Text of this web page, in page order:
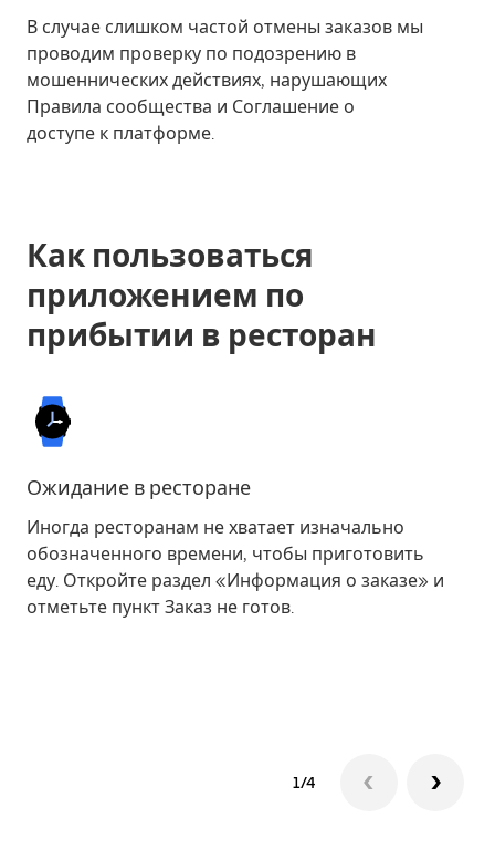
В случае слишком частой отмены заказов мы
проводим проверку по подозрению в
мошеннических действиях, нарушающих
Правила сообщества и Соглашение о
доступе к платформе.
Как пользоваться
приложением по
прибытии в ресторан
Ожидание в ресторане
Иногда ресторанам не хватает изначально
обозначенного времени, чтобы приготовить
еду. Откройте раздел «Информация о заказе» и
отметьте пункт Заказ не готов.
1/4